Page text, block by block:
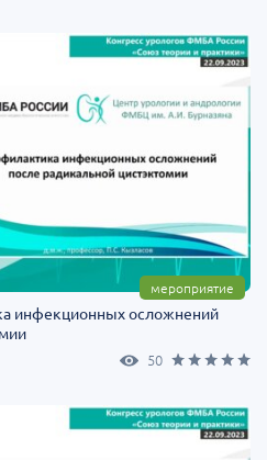
мероприятие
инфекционных осложнений
50